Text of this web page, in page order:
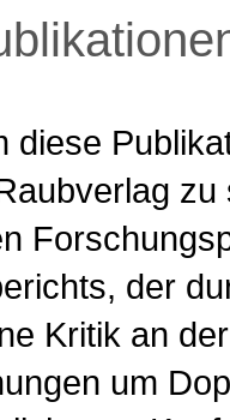
diese
der
Kritik an
um